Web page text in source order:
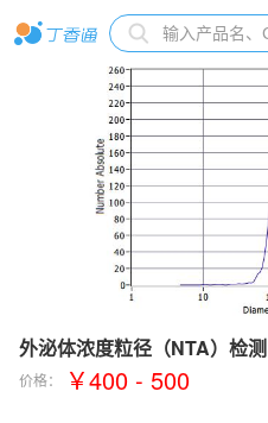
外泌体浓度粒径（NTA）检测
价格： ￥400 - 500